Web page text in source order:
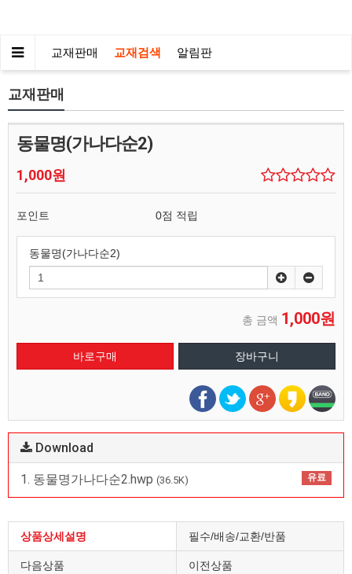
교재판매 교재검색 알림판
교재판매
동물명(가나다순2)
1,000원
포인트 0점 적립
동물명(가나다순2)
총 금액 1,000원
Download
1. 동물명가나다순2.hwp (36.5K) 유료
상품상세설명 필수/배송/교환/반품
다음상품 이전상품